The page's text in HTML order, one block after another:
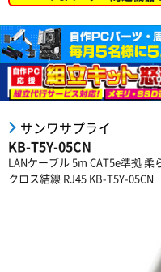
サンワサプライ
KB-T5Y-05CN
LANケーブル 5m CAT5e準拠
クロス結線 RJ45 KB-T5Y-05CN